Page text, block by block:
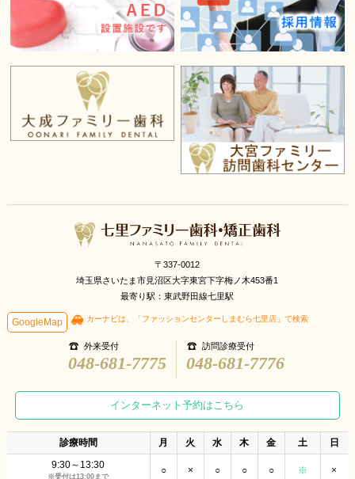
〒337-0012
埼玉県さいたま市見沼区大字東宮下字梅ノ木453番1
最寄り駅：東武野田線七里駅
GoogleMap カーナビは、「ファッションセンターしまむら七里店」で検索
外来受付
048-681-7775
訪問診療受付
048-681-7776
インターネット予約はこちら
診療時間 月 火 水 木 金 土
日
9:30～13:30
※受付は13:00まで
○ × ○ ○ ○ ※ ×